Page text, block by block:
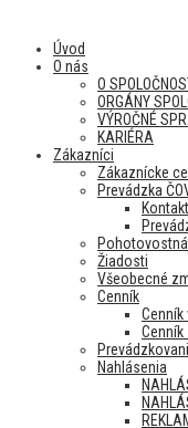
Úvod
O nás
O
ORGÁNY
VÝROČNÉ
KARIÉRA
Zákazníci
Zákaznícke
Prevádzka
Žiadosti
Všeobecné
Cenník
Cenník
Nahlásenia